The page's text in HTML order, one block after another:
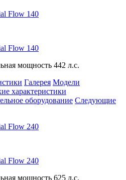
Flow 140
Flow 140
мощность 442 л.с.
Галерея Модели
характеристики
оборудование Следующие
Flow 240
Flow 240
мощность 625 л.с.